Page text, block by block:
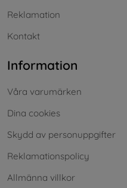
Reklamation
Kontakt
Information
Våra varumärken
Dina cookies
Skydd av personuppgifter
Reklamationspolicy
Allmänna villkor